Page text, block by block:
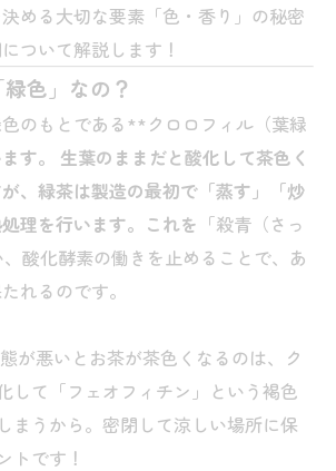
める大切な要素「色・香り」の秘密
ついて解説します！
色」なの？
のもとである**クロロフィル（葉緑
す。 生葉のままだと酸化して茶色く
、緑茶は製造の最初で「蒸す」「炒
理を行います。これを 「殺青（さっ
酸化酵素の働きを止めることで、あ
れるのです。
が悪いとお茶が茶色くなるのは、ク
して「フェオフィチン」という褐色
まうから。密閉して涼しい場所に保
トです！